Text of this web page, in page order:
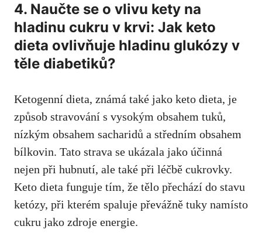
4. Naučte se o vlivu kety na
hladinu cukru v krvi: Jak keto
dieta ovlivňuje hladinu glukózy v
těle diabetiků?
Ketogenní dieta, známá také jako keto dieta, je
způsob stravování s vysokým obsahem tuků,
nízkým obsahem sacharidů a středním obsahem
bílkovin. Tato strava​ se⁤ ukázala jako ⁢účinná
nejen při hubnutí, ale také ⁤při léčbě cukrovky.
Keto dieta‍ funguje tím, že tělo přechází do stavu
ketózy, při kterém spaluje převážně tuky namísto
cukru jako zdroje ⁣energie.